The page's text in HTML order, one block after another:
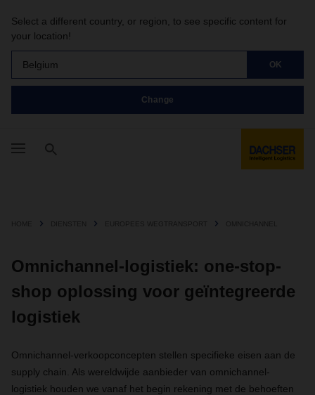
Select a different country, or region, to see specific content for
your location!
Belgium OK
Change
HOME DIENSTEN EUROPEES WEGTRANSPORT OMNICHANNEL
Omnichannel-logistiek: one-stop-
shop oplossing voor geïntegreerde
logistiek
Omnichannel-verkoopconcepten stellen specifieke eisen aan de
supply chain. Als wereldwijde aanbieder van omnichannel-
logistiek houden we vanaf het begin rekening met de behoeften